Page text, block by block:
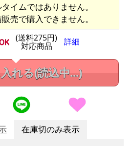
イムではありません。
売で購入できません。
(送料275円)
対応商品 詳細
れる(読込中...)
在庫切のみ表示